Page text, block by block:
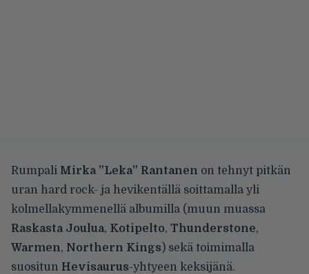
Rumpali Mirka ”Leka” Rantanen on tehnyt pitkän
uran hard rock- ja hevikentällä soittamalla yli
kolmellakymmenellä albumilla (muun muassa
Raskasta Joulua, Kotipelto, Thunderstone,
Warmen, Northern Kings) sekä toimimalla
suositun Hevisaurus-yhtyeen keksijänä.